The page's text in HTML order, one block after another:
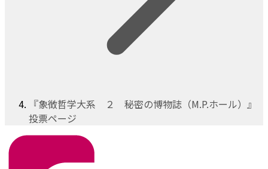
『象徴哲学大系 ２ 秘密の博物誌（M.P.ホール）』
投票ページ